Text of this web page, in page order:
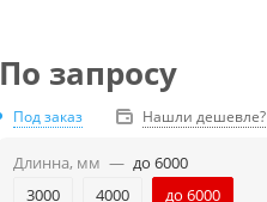
По запросу
Под заказ Нашли дешевле?
Длинна, мм — до 6000
3000
4000 до 6000